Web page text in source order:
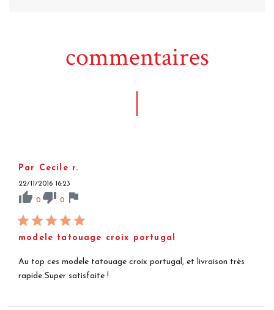
commentaires
Par Cecile r.
22/11/2016 16:23
thumb_up 0 thumb_down 0 flag
modele tatouage croix portugal
Au top ces modele tatouage croix portugal, et livraison très
rapide Super satisfaite !